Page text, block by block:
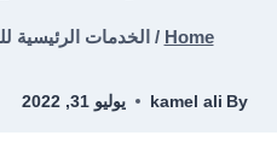
Home
/ الخدمات الرئيسية
By
kamel ali يوليو 31, 2022